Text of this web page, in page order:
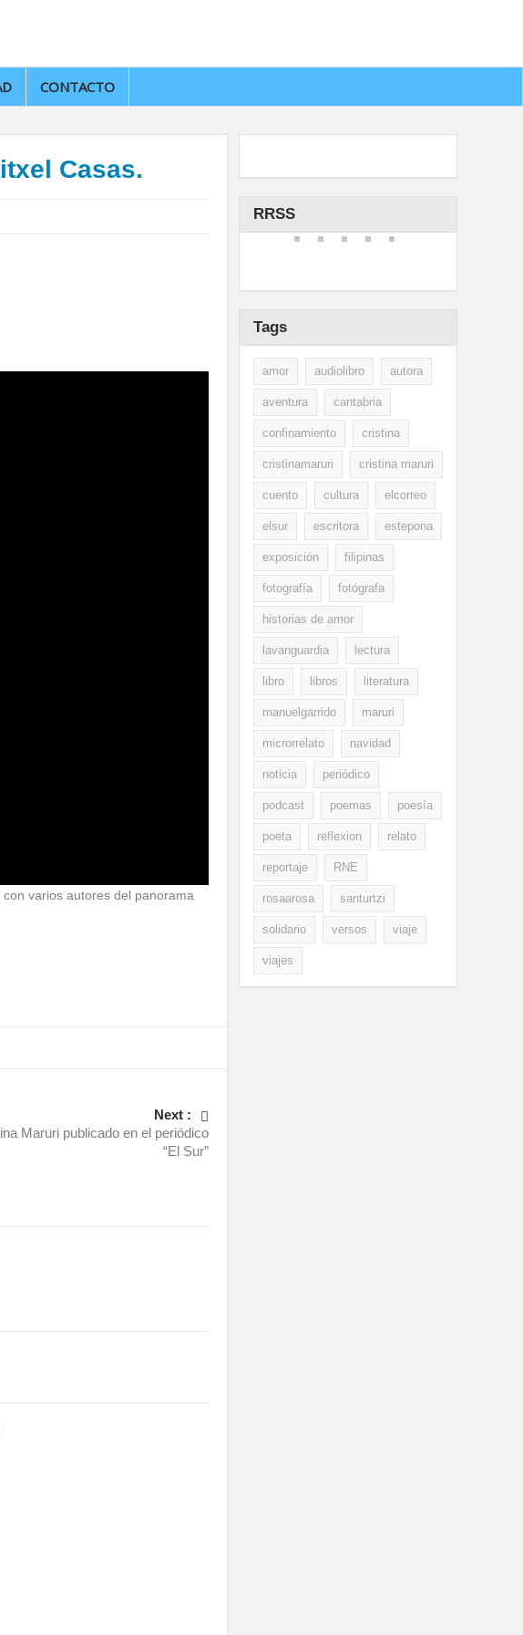
CONTACTO
Casas.
varios autores del panorama
Next :
Maruri publicado en el periódico
“El Sur”
RRSS
Tags
amor audiolibro autora
aventura cantabria
confinamiento cristina
cristinamaruri cristina maruri
cuento cultura elcorreo
elsur escritora estepona
exposición filipinas
fotografía fotógrafa
historias de amor
lavanguardia lectura
libro libros literatura
manuelgarrido maruri
microrrelato navidad
noticia periódico
podcast poemas poesía
poeta reflexion relato
reportaje RNE
rosaarosa santurtzi
solidario versos viaje
viajes